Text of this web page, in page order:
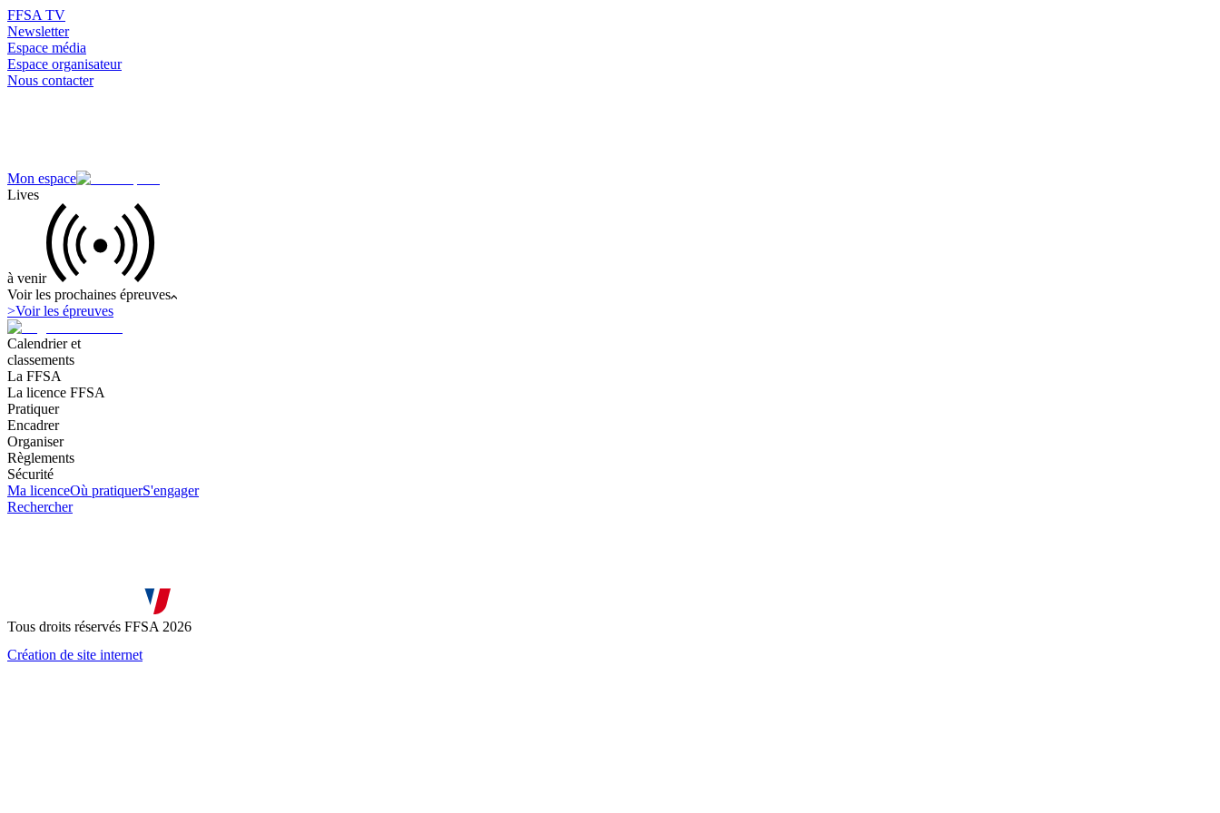
FFSA TV
Newsletter
Espace média
Espace organisateur
Nous contacter
Mon espace
Lives
à venir
Voir les prochaines épreuves
>Voir les épreuves
Calendrier et
classements
La FFSA
La licence FFSA
Pratiquer
Encadrer
Organiser
Règlements
Sécurité
Ma licenceOù pratiquerS'engager
Rechercher
Tous droits réservés FFSA 2026
Création de site internet